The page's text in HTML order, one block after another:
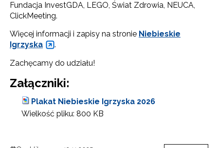
Fundacja InvestGDA, LEGO, Świat Zdrowia, NEUCA,
ClickMeeting.
Więcej informacji i zapisy na stronie Niebieskie
Igrzyska
.
Zachęcamy do udziału!
Załączniki:
Plakat Niebieskie Igrzyska 2026
Wielkość pliku: 800 KB